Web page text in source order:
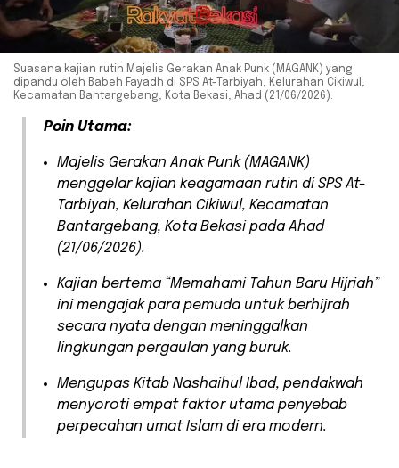
Suasana kajian rutin Majelis Gerakan Anak Punk (MAGANK) yang
dipandu oleh Babeh Fayadh di SPS At-Tarbiyah, Kelurahan Cikiwul,
Kecamatan Bantargebang, Kota Bekasi, Ahad (21/06/2026).
Poin Utama:
​Majelis Gerakan Anak Punk (MAGANK)
menggelar kajian keagamaan rutin di SPS At-
Tarbiyah, Kelurahan Cikiwul, Kecamatan
Bantargebang, Kota Bekasi pada Ahad
(21/06/2026).
​Kajian bertema “Memahami Tahun Baru Hijriah”
ini mengajak para pemuda untuk berhijrah
secara nyata dengan meninggalkan
lingkungan pergaulan yang buruk.
​Mengupas Kitab Nashaihul Ibad, pendakwah
menyoroti empat faktor utama penyebab
perpecahan umat Islam di era modern.